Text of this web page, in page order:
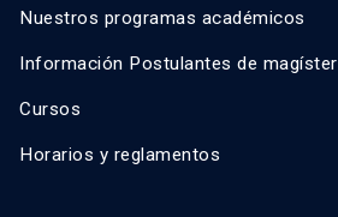
Nuestros programas académicos
Información Postulantes de magíster
Cursos
Horarios y reglamentos